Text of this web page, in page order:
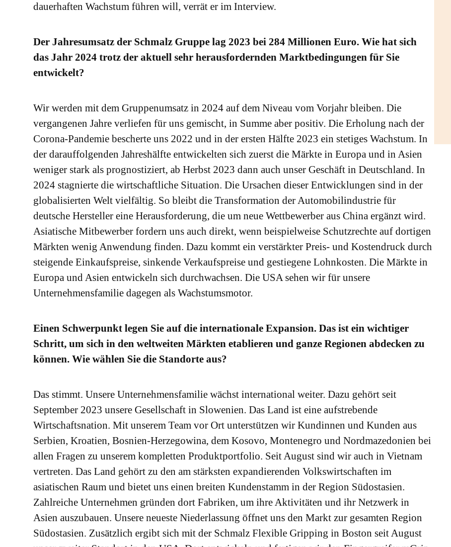
dauerhaften Wachstum führen will, verrät er im Interview.
Der Jahresumsatz der Schmalz Gruppe lag 2023 bei 284 Millionen Euro. Wie hat sich
das Jahr 2024 trotz der aktuell sehr herausfordernden Marktbedingungen für Sie
entwickelt?
Wir werden mit dem Gruppenumsatz in 2024 auf dem Niveau vom Vorjahr bleiben. Die
vergangenen Jahre verliefen für uns gemischt, in Summe aber positiv. Die Erholung nach der
Corona-Pandemie bescherte uns 2022 und in der ersten Hälfte 2023 ein stetiges Wachstum. In
der darauffolgenden Jahreshälfte entwickelten sich zuerst die Märkte in Europa und in Asien
weniger stark als prognostiziert, ab Herbst 2023 dann auch unser Geschäft in Deutschland. In
2024 stagnierte die wirtschaftliche Situation. Die Ursachen dieser Entwicklungen sind in der
globalisierten Welt vielfältig. So bleibt die Transformation der Automobilindustrie für
deutsche Hersteller eine Herausforderung, die um neue Wettbewerber aus China ergänzt wird.
Asiatische Mitbewerber fordern uns auch direkt, wenn beispielweise Schutzrechte auf dortigen
Märkten wenig Anwendung finden. Dazu kommt ein verstärkter Preis- und Kostendruck durch
steigende Einkaufspreise, sinkende Verkaufspreise und gestiegene Lohnkosten. Die Märkte in
Europa und Asien entwickeln sich durchwachsen. Die USA sehen wir für unsere
Unternehmensfamilie dagegen als Wachstumsmotor.
Einen Schwerpunkt legen Sie auf die internationale Expansion. Das ist ein wichtiger
Schritt, um sich in den weltweiten Märkten etablieren und ganze Regionen abdecken zu
können. Wie wählen Sie die Standorte aus?
Das stimmt. Unsere Unternehmensfamilie wächst international weiter. Dazu gehört seit
September 2023 unsere Gesellschaft in Slowenien. Das Land ist eine aufstrebende
Wirtschaftsnation. Mit unserem Team vor Ort unterstützen wir Kundinnen und Kunden aus
Serbien, Kroatien, Bosnien-Herzegowina, dem Kosovo, Montenegro und Nordmazedonien bei
allen Fragen zu unserem kompletten Produktportfolio. Seit August sind wir auch in Vietnam
vertreten. Das Land gehört zu den am stärksten expandierenden Volkswirtschaften im
asiatischen Raum und bietet uns einen breiten Kundenstamm in der Region Südostasien.
Zahlreiche Unternehmen gründen dort Fabriken, um ihre Aktivitäten und ihr Netzwerk in
Asien auszubauen. Unsere neueste Niederlassung öffnet uns den Markt zur gesamten Region
Südostasien. Zusätzlich ergibt sich mit der Schmalz Flexible Gripping in Boston seit August